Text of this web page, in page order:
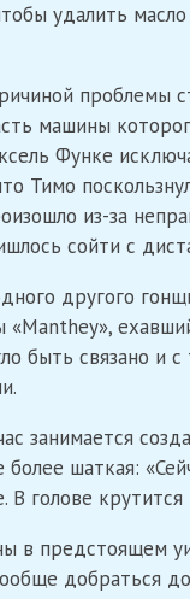
удалить
проблемы
машины
Функе
Тимо
из-за
сойти с
другого
быть связано и
занимается
шаткая:
голове крутится
в предстоящем
добраться